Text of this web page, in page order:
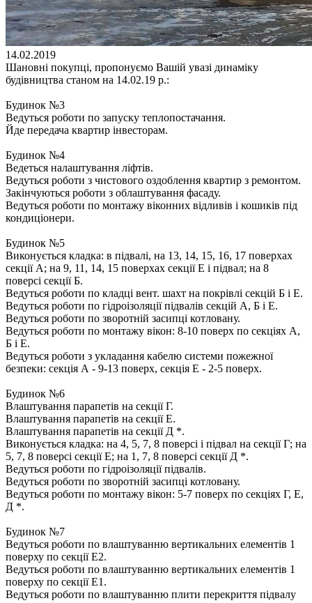
14.02.2019
Шановні покупці, пропонуємо Вашій увазі динаміку
будівництва станом на 14.02.19 р.:
Будинок №3
Ведуться роботи по запуску теплопостачання.
Йде передача квартир інвесторам.
Будинок №4
Ведеться налаштування ліфтів.
Ведуться роботи з чистового оздоблення квартир з ремонтом.
Закінчуються роботи з облаштування фасаду.
Ведуться роботи по монтажу віконних відливів і кошиків під
кондиціонери.
Будинок №5
Виконується кладка: в підвалі, на 13, 14, 15, 16, 17 поверхах
секції А; на 9, 11, 14, 15 поверхах секції Е і підвал; на 8
поверсі секції Б.
Ведуться роботи по кладці вент. шахт на покрівлі секцій Б і Е.
Ведуться роботи по гідроізоляції підвалів секцій А, Б і Е.
Ведуться роботи по зворотній засипці котловану.
Ведуться роботи по монтажу вікон: 8-10 поверх по секціях А,
Б і Е.
Ведуться роботи з укладання кабелю системи пожежної
безпеки: секція А - 9-13 поверх, секція Е - 2-5 поверх.
Будинок №6
Влаштування парапетів на секції Г.
Влаштування парапетів на секції Е.
Влаштування парапетів на секції Д *.
Виконується кладка: на 4, 5, 7, 8 поверсі і підвал на секції Г; на
5, 7, 8 поверсі секції Е; на 1, 7, 8 поверсі секції Д *.
Ведуться роботи по гідроізоляції підвалів.
Ведуться роботи по зворотній засипці котловану.
Ведуться роботи по монтажу вікон: 5-7 поверх по секціях Г, Е,
Д *.
Будинок №7
Ведуться роботи по влаштуванню вертикальних елементів 1
поверху по секції Е2.
Ведуться роботи по влаштуванню вертикальних елементів 1
поверху по секції Е1.
Ведуться роботи по влаштуванню плити перекриття підвалу